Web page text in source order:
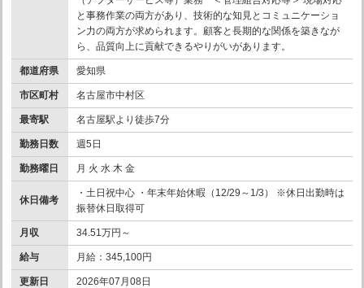
と事務作業の両方があり、技術的な知見とコミュニケーショ
ン力の両方が求められます。顧客と長期的な関係を築きなが
ら、品質向上に貢献できるやりがいがあります。
都道府県 愛知県
市区町村 名古屋市中村区
最寄駅 名古屋駅より徒歩7分
勤務日数 週5日
勤務曜日 月 火 水 木 金
休日備考
・土日祝中心 ・年末年始休暇（12/29～1/3） ※休日出勤時は
振替休日取得可
月収 34.51万円～
給与 月給：345,100円
更新日 2026年07月08日